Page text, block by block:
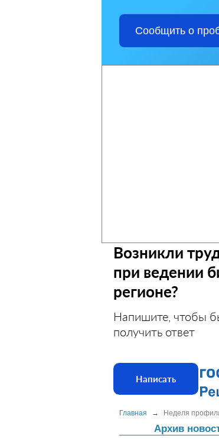
Сообщить о
Возникли
при ведении
регионе?
Напишите, чтобы
получить ответ
Написать
Главная → Неделя
Архив